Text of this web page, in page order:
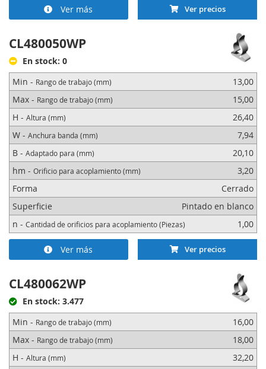
Ver más Ver precios
CL480050WP
En stock: 0
Min - Rango de trabajo (mm)
13,00
Max - Rango de trabajo (mm)
15,00
H - Altura (mm)
26,40
W - Anchura banda (mm)
7,94
B - Adaptado para (mm)
20,10
hm - Orificio para acoplamiento (mm)
3,20
Forma
Cerrado
Superficie
Pintado en blanco
n - Cantidad de orificios para acoplamiento (Piezas) 1,00
Ver más Ver precios
CL480062WP
En stock: 3.477
Min - Rango de trabajo (mm)
16,00
Max - Rango de trabajo (mm)
18,00
H - Altura (mm)
32,20